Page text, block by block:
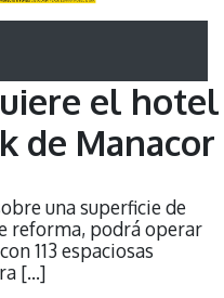
el hotel
de Manacor
una superficie de
reforma, podrá operar
113 espaciosas
[…]